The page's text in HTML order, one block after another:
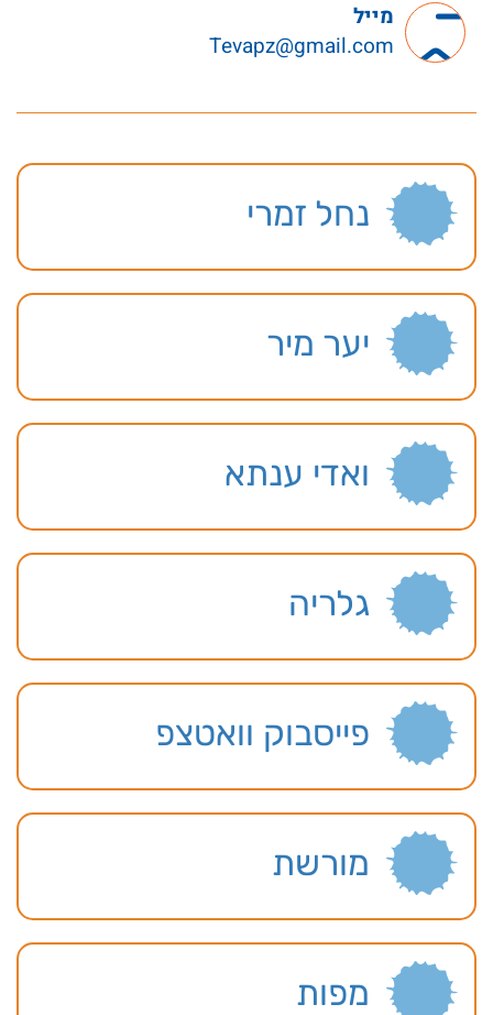
מייל
Tevapz@gmail.com
נחל זמרי
יער מיר
ואדי ענתא
גלריה
פייסבוק וואטצפ
מורשת
מפות